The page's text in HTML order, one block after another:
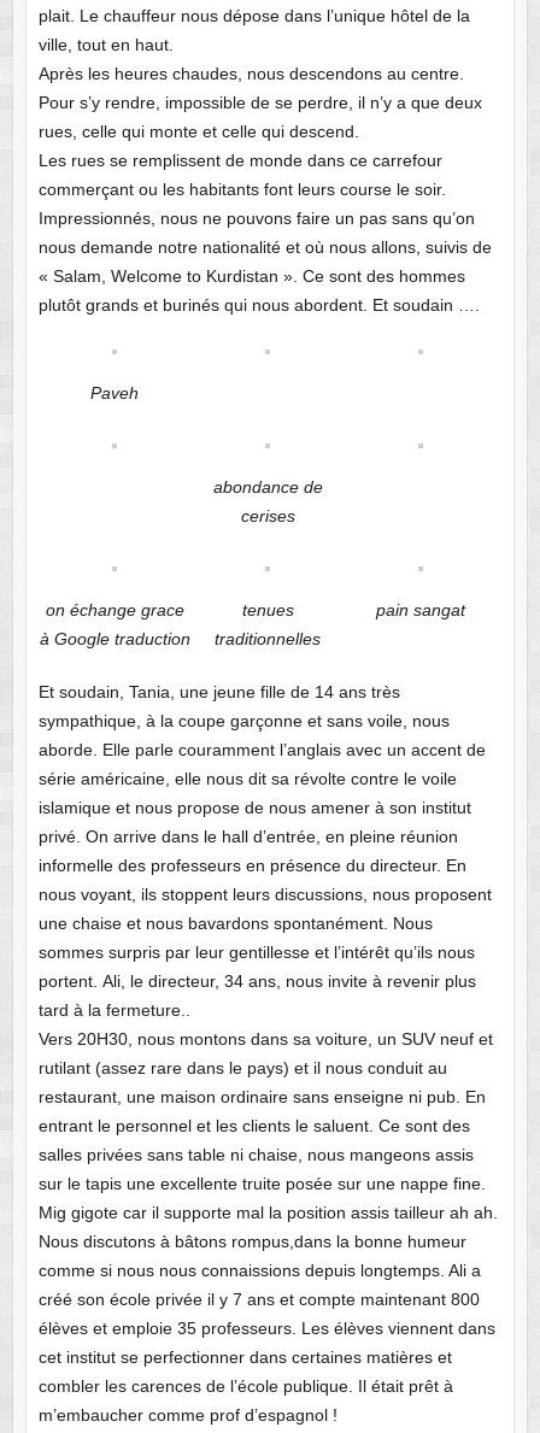
plait. Le chauffeur nous dépose dans l’unique hôtel de la
ville, tout en haut.
Après les heures chaudes, nous descendons au centre.
Pour s’y rendre, impossible de se perdre, il n’y a que deux
rues, celle qui monte et celle qui descend.
Les rues se remplissent de monde dans ce carrefour
commerçant ou les habitants font leurs course le soir.
Impressionnés, nous ne pouvons faire un pas sans qu’on
nous demande notre nationalité et où nous allons, suivis de
« Salam, Welcome to Kurdistan ». Ce sont des hommes
plutôt grands et burinés qui nous abordent. Et soudain ….
Paveh
abondance de
cerises
on échange grace
à Google traduction
tenues
traditionnelles
pain sangat
Et soudain, Tania, une jeune fille de 14 ans très
sympathique, à la coupe garçonne et sans voile, nous
aborde. Elle parle couramment l’anglais avec un accent de
série américaine, elle nous dit sa révolte contre le voile
islamique et nous propose de nous amener à son institut
privé. On arrive dans le hall d’entrée, en pleine réunion
informelle des professeurs en présence du directeur. En
nous voyant, ils stoppent leurs discussions, nous proposent
une chaise et nous bavardons spontanément. Nous
sommes surpris par leur gentillesse et l’intérêt qu’ils nous
portent. Ali, le directeur, 34 ans, nous invite à revenir plus
tard à la fermeture..
Vers 20H30, nous montons dans sa voiture, un SUV neuf et
rutilant (assez rare dans le pays) et il nous conduit au
restaurant, une maison ordinaire sans enseigne ni pub. En
entrant le personnel et les clients le saluent. Ce sont des
salles privées sans table ni chaise, nous mangeons assis
sur le tapis une excellente truite posée sur une nappe fine.
Mig gigote car il supporte mal la position assis tailleur ah ah.
Nous discutons à bâtons rompus,dans la bonne humeur
comme si nous nous connaissions depuis longtemps. Ali a
créé son école privée il y 7 ans et compte maintenant 800
élèves et emploie 35 professeurs. Les élèves viennent dans
cet institut se perfectionner dans certaines matières et
combler les carences de l’école publique. Il était prêt à
m’embaucher comme prof d’espagnol !